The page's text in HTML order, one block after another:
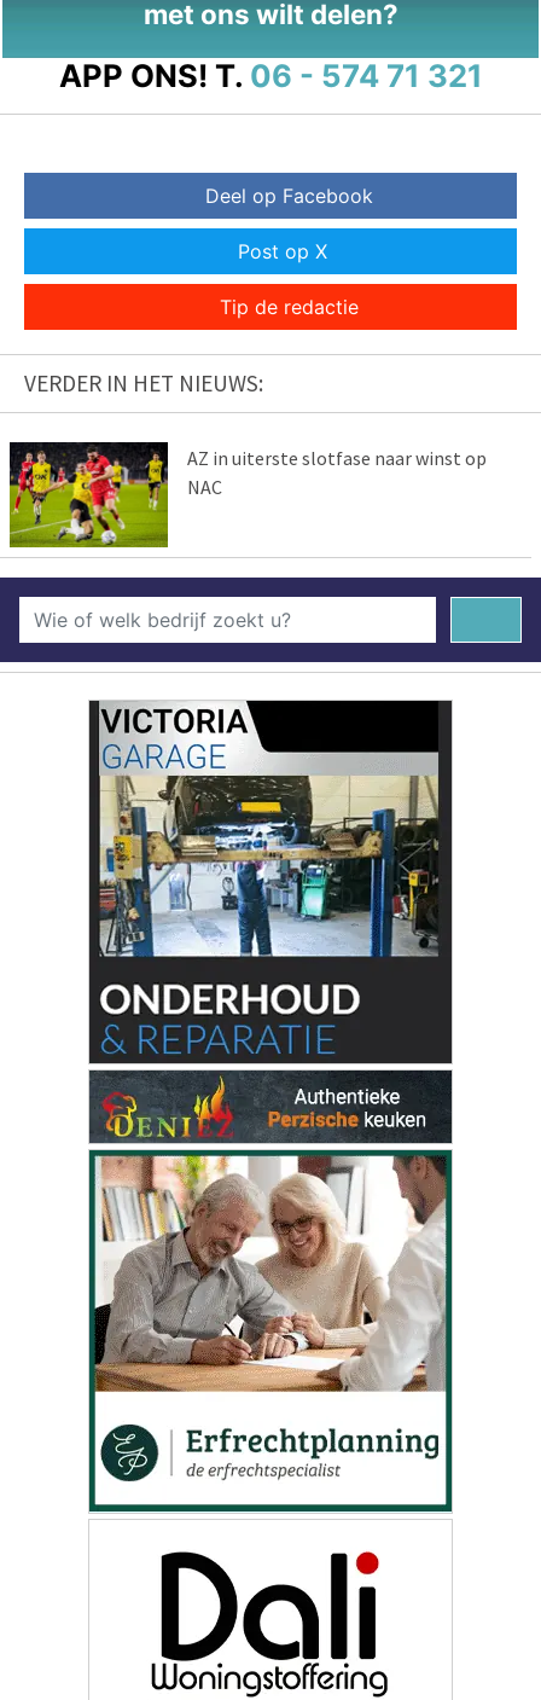
met ons wilt delen?
APP ONS! T. 06 - 574 71 321
Deel op Facebook
Post op X
Tip de redactie
VERDER IN HET NIEUWS:
AZ in uiterste slotfase naar winst op
NAC